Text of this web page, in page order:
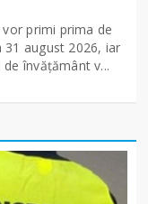
primi prima de
31 august 2026, iar
învățământ v...